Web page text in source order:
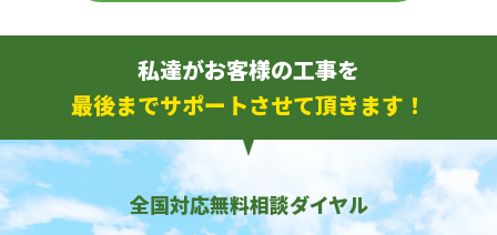
私達がお客様の工事を
最後までサポートさせて頂きます！
全国対応無料相談ダイヤル